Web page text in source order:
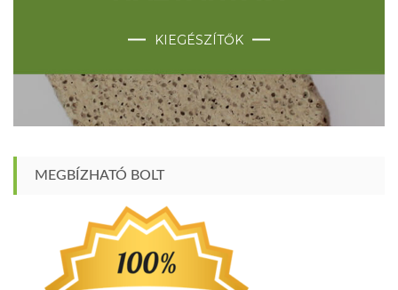
KIEGÉSZÍTŐK
MEGBÍZHATÓ BOLT